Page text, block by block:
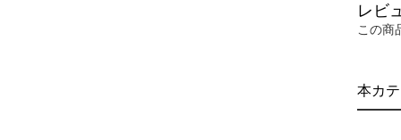
レビ
この商
本カ